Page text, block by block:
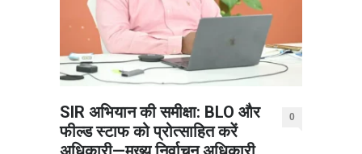
SIR अभियान की समीक्षा: BLO और
फील्ड स्टाफ को प्रोत्साहित करें
0